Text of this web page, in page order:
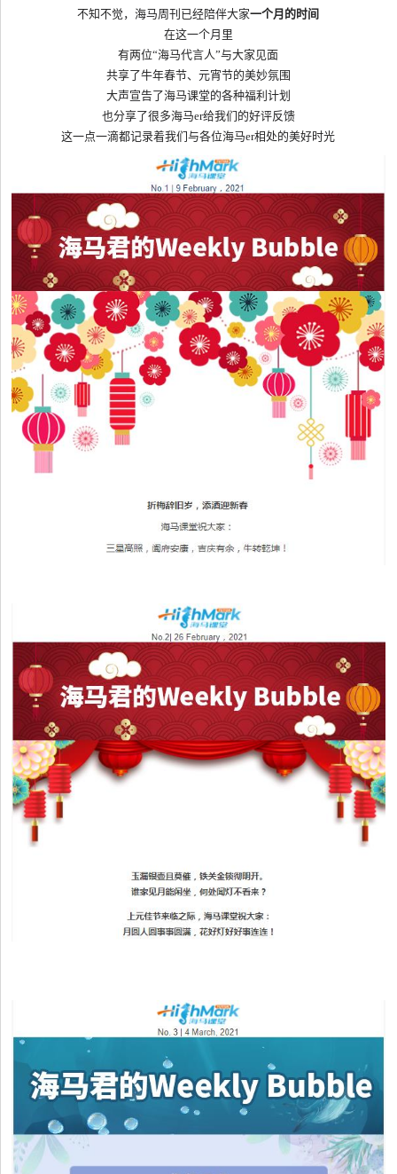
不知不觉，海马周刊已经陪伴大家一个月的时间
在这一个月里
有两位“海马代言人”与大家见面
共享了牛年春节、元宵节的美妙氛围
大声宣告了海马课堂的各种福利计划
也分享了很多海马er给我们的好评反馈
这一点一滴都记录着我们与各位海马er相处的美好时光